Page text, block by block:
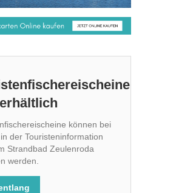
können bei
der Touristeninformation
Strandbad Zeulenroda
werden.